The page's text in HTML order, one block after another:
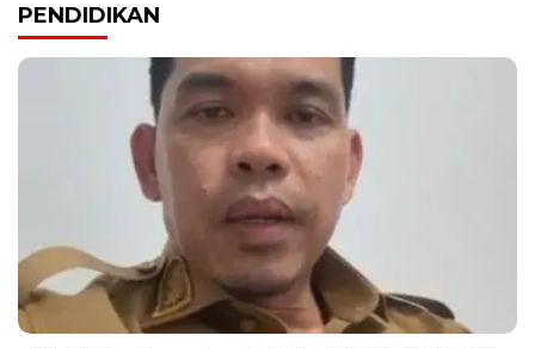
PENDIDIKAN